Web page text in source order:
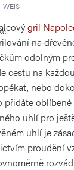
WEIS
gril
na
odolným
cestu na
nebo
oblíbené
uhlí pro
uhlí je
proudění